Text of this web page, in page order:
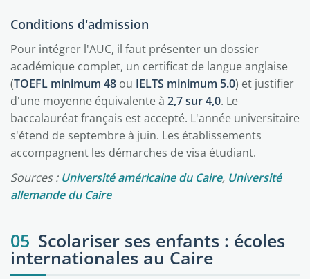
Conditions d'admission
Pour intégrer l'AUC, il faut présenter un dossier
académique complet, un certificat de langue anglaise
(TOEFL minimum 48 ou IELTS minimum 5.0) et justifier
d'une moyenne équivalente à 2,7 sur 4,0. Le
baccalauréat français est accepté. L'année universitaire
s'étend de septembre à juin. Les établissements
accompagnent les démarches de visa étudiant.
Sources : Université américaine du Caire, Université
allemande du Caire
05 Scolariser ses enfants : écoles
internationales au Caire